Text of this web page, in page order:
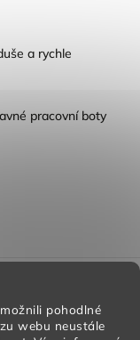
pohodlné
webu neustále
a rychle
pracovní boty